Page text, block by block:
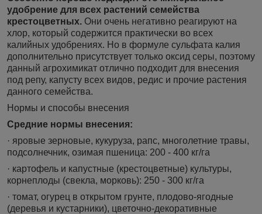
удобрение для всех растений семейства
крестоцветных. Они очень негативно реагируют на
хлор, который содержится практически во всех
калийных удобрениях. Но в формуле сульфата калия
дополнительно присутствует только оксид серы, поэтому
данный агрохимикат отлично подходит для внесения
под репу, капусту всех видов, редис и прочие растения
данного семейства.
Нормы и способы внесения
Средние нормы внесения:
· яровые зерновые, кукуруза, рапс, многолетние травы,
подсолнечник, озимая пшеница: 200 - 400 кг/га
· картофель и капустные (крестоцветные) культуры,
корнеплоды (свекла, морковь): 250 - 300 кг/га
· томат, огурец в открытом грунте, плодово-ягодные
(деревья и кустарники), цветочно-декоративные